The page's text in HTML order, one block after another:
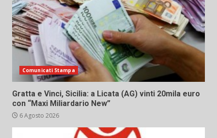
Comunicati Stampa
Gratta e Vinci, Sicilia: a Licata (AG) vinti 20mila euro
con “Maxi Miliardario New”
6 Agosto 2026